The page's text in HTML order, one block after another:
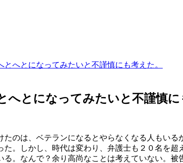
へとになってみたいと不謹慎にも考えた。
とになってみたいと不謹慎に
のは、ベテランになるとやらなくなる人もい
。しかし、時代は変わり、弁護士も２０名を
。なんで？余り高尚なことは考えていない。